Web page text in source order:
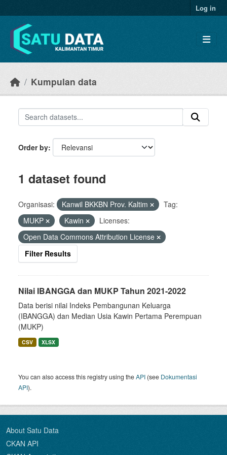
Log in
Kumpulan data
Order by
1 dataset found
Organisasi: Kanwil BKKBN Prov. Kaltim
Tag:
MUKP
Kawin
Licenses:
Open Data Commons Attribution License
Filter Results
Nilai IBANGGA dan MUKP Tahun 2021-2022
Data berisi nilai Indeks Pembangunan Keluarga
(IBANGGA) dan Median Usia Kawin Pertama Perempuan
(MUKP)
CSV XLSX
You can also access this registry using theAPI (see Dokumentasi
API).
About Satu Data
CKAN API